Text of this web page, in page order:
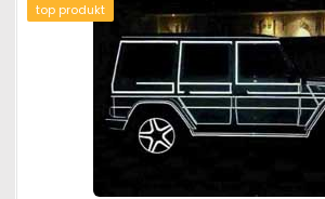
top produkt